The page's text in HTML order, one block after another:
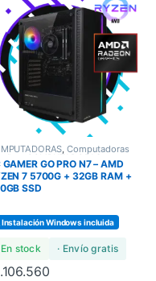
,Computadoras
COMPUTADORAS
GAMER GO PRO N7 – AMD
7 5700G + 32GB RAM +
SSD
Instalación Windows incluida
En stock · Envío gratis